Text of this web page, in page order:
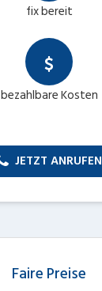
fix bereit
bezahlbare Kosten
JETZT ANRUFEN
Faire Preise